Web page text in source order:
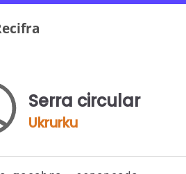
Serra circular
Ukrurku